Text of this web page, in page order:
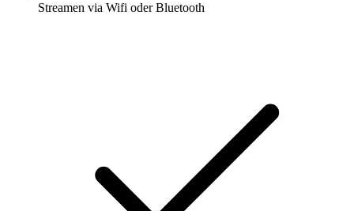
Streamen via Wifi oder Bluetooth